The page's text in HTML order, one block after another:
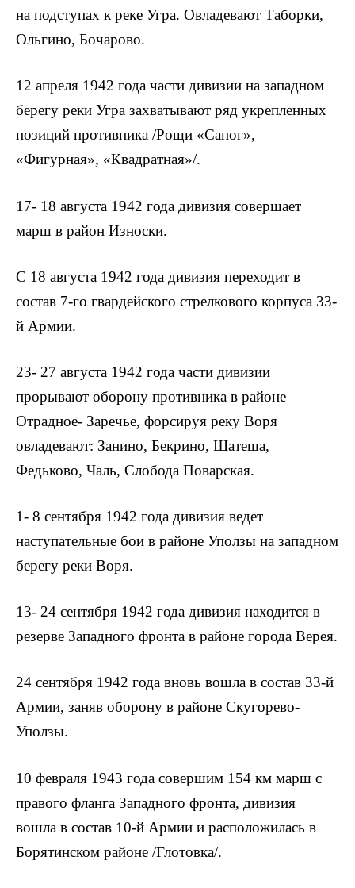
на подступах к реке Угра. Овладевают Таборки,
Ольгино, Бочарово.
12 апреля 1942 года части дивизии на западном
берегу реки Угра захватывают ряд укрепленных
позиций противника /Рощи «Сапог»,
«Фигурная», «Квадратная»/.
17- 18 августа 1942 года дивизия совершает
марш в район Износки.
С 18 августа 1942 года дивизия переходит в
состав 7-го гвардейского стрелкового корпуса 33-
й Армии.
23- 27 августа 1942 года части дивизии
прорывают оборону противника в районе
Отрадное- Заречье, форсируя реку Воря
овладевают: Занино, Бекрино, Шатеша,
Федьково, Чаль, Слобода Поварская.
1- 8 сентября 1942 года дивизия ведет
наступательные бои в районе Уползы на западном
берегу реки Воря.
13- 24 сентября 1942 года дивизия находится в
резерве Западного фронта в районе города Верея.
24 сентября 1942 года вновь вошла в состав 33-й
Армии, заняв оборону в районе Скугорево-
Уползы.
10 февраля 1943 года совершим 154 км марш с
правого фланга Западного фронта, дивизия
вошла в состав 10-й Армии и расположилась в
Борятинском районе /Глотовка/.